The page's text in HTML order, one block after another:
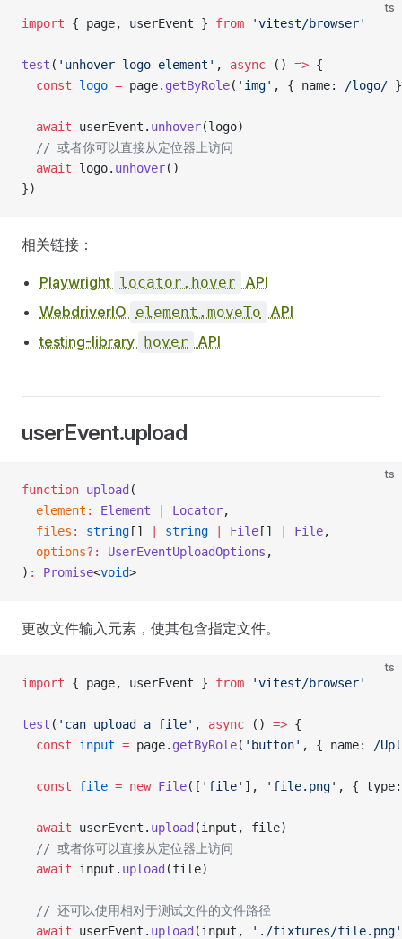
ts
import { page, userEvent } from 'vitest/browser'
test ( 'unhover logo element' , async () => {
  const
logo = page. getByRole( 'img' , { name: /logo/
  await
userEvent. unhover(logo)
  // 或者你可以直接从定位器上访问
  await
logo. unhover()
})
相关链接：
Playwright locator.hover
API
WebdriverIO
element.moveTo
API
testing-library hover API
userEvent.upload
ts
function upload (
  element
: Element Locator,
  files
: string [] string File [] File,
  options
?: UserEventUploadOptions ,
) : Promise<void>
更改文件输入元素，使其包含指定文件。
ts
import { page, userEvent } from 'vitest/browser'
test ( 'can upload a file' , async () => {
  const
input = page. getByRole( 'button' , { name: /
  const
file = new File([ 'file' ], 'file.png' , {
  await
userEvent. upload (input, file)
  // 或者你可以直接从定位器上访问
  await
input. upload (file)
  // 还可以使用相对于测试文件的文件路径
  await
userEvent. upload (input,
'./fixtures/file.png'